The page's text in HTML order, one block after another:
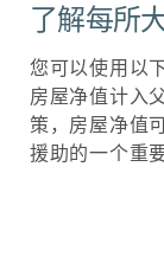
了解每所
您可以使用以
房屋净值计入
策，房屋净值
援助的一个重